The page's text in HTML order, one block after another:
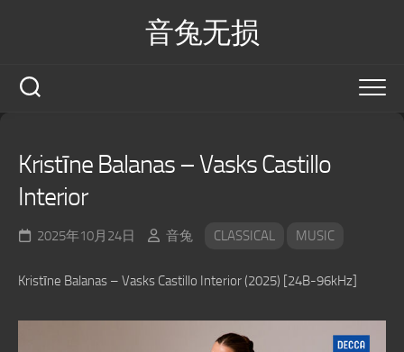
音兔无损
Kristīne Balanas – Vasks Castillo
Interior
2025年10月24日 音兔 CLASSICAL MUSIC
Kristīne Balanas – Vasks Castillo Interior (2025) [24B-96kHz]